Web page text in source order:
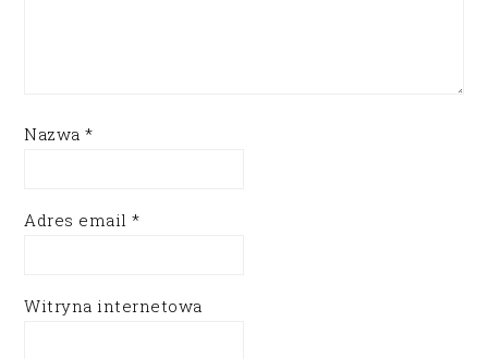
Nazwa*
Adres email*
Witryna internetowa